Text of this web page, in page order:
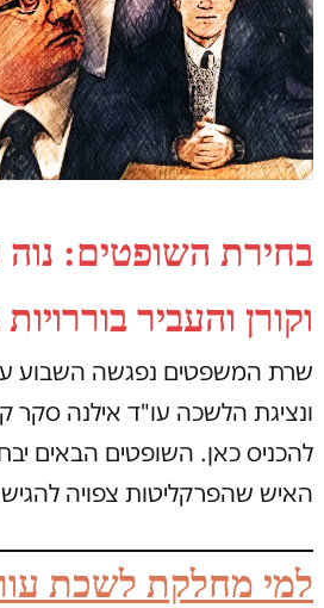
בחירת השופטים:
וקורן והעביר
שרת המשפטים נפגשה השבוע עם
ונציגת הלשכה עו"ד אילנה סקר
להכניס כאן. השופטים הבאים
האיש שהפרקליטות צפויה
למי מחלקת לשכת